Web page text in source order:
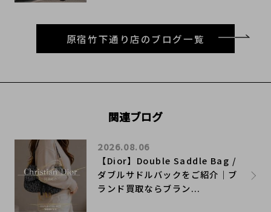
原宿竹下通り店のブログ一覧
関連ブログ
【Dior】Double Saddle Bag /
ダブルサドルバックをご紹介｜ブ
ランド買取ならブラン...
2026.08.06